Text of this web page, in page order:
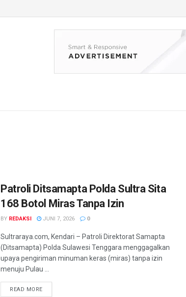
Patroli Ditsamapta Polda Sultra Sita
168 Botol Miras Tanpa Izin
BY REDAKSI JUNI 7, 2026 0
Sultraraya.com, Kendari – Patroli Direktorat Samapta
(Ditsamapta) Polda Sulawesi Tenggara menggagalkan
upaya pengiriman minuman keras (miras) tanpa izin
menuju Pulau ...
READ MORE